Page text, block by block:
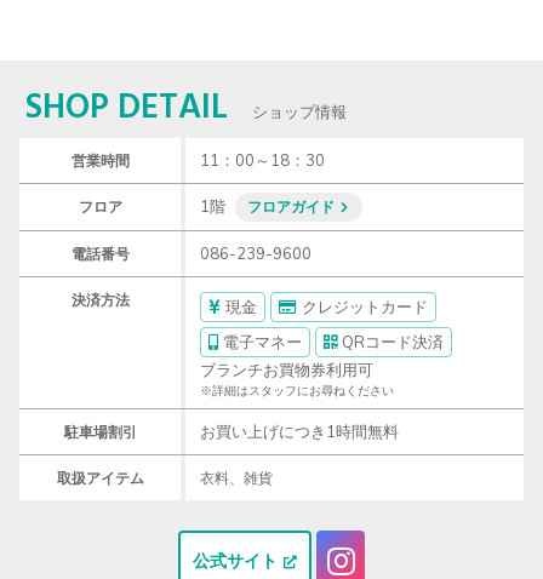
SHOP DETAIL ショップ情報
営業時間 11：00～18：30
フロア 1階 フロアガイド
電話番号 086-239-9600
決済方法 現金
クレジットカード
電子マネー
QRコード決済
ブランチお買物券利用可
※詳細はスタッフにお尋ねください
駐車場割引 お買い上げにつき1時間無料
取扱アイテム 衣料、雑貨
公式サイト